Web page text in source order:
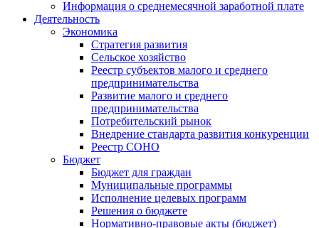
Информация о среднемесячной заработной плате
Деятельность
Экономика
Стратегия развития
Сельское хозяйство
Реестр субъектов малого и среднего
предпринимательства
Развитие малого и среднего
предпринимательства
Потребительский рынок
Внедрение стандарта развития конкуренции
Реестр СОНО
Бюджет
Бюджет для граждан
Муниципальные программы
Исполнение целевых программ
Решения о бюджете
Нормативно-правовые акты (бюджет)